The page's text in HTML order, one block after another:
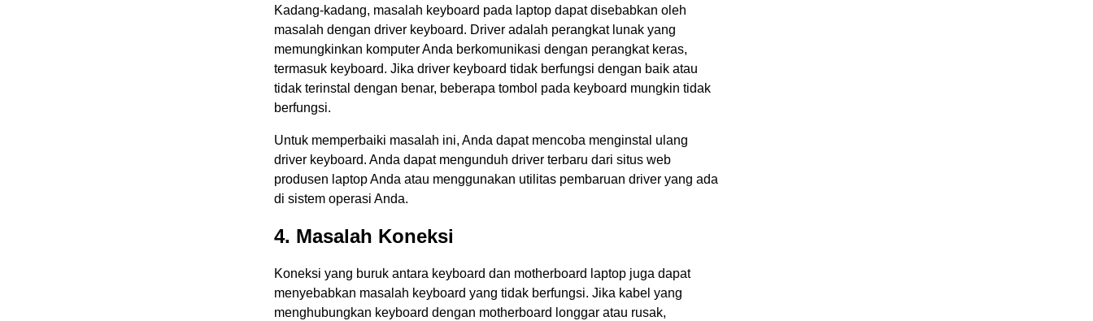
Kadang-kadang, masalah keyboard pada laptop dapat disebabkan oleh
masalah dengan driver keyboard. Driver adalah perangkat lunak yang
memungkinkan komputer Anda berkomunikasi dengan perangkat keras,
termasuk keyboard. Jika driver keyboard tidak berfungsi dengan baik atau
tidak terinstal dengan benar, beberapa tombol pada keyboard mungkin tidak
berfungsi.
Untuk memperbaiki masalah ini, Anda dapat mencoba menginstal ulang
driver keyboard. Anda dapat mengunduh driver terbaru dari situs web
produsen laptop Anda atau menggunakan utilitas pembaruan driver yang ada
di sistem operasi Anda.
4. Masalah Koneksi
Koneksi yang buruk antara keyboard dan motherboard laptop juga dapat
menyebabkan masalah keyboard yang tidak berfungsi. Jika kabel yang
menghubungkan keyboard dengan motherboard longgar atau rusak,